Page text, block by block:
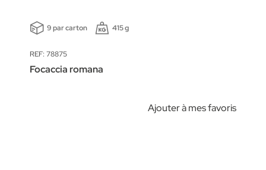
9 par carton 415 g
REF: 78875
Focaccia romana
Ajouter à mes favoris